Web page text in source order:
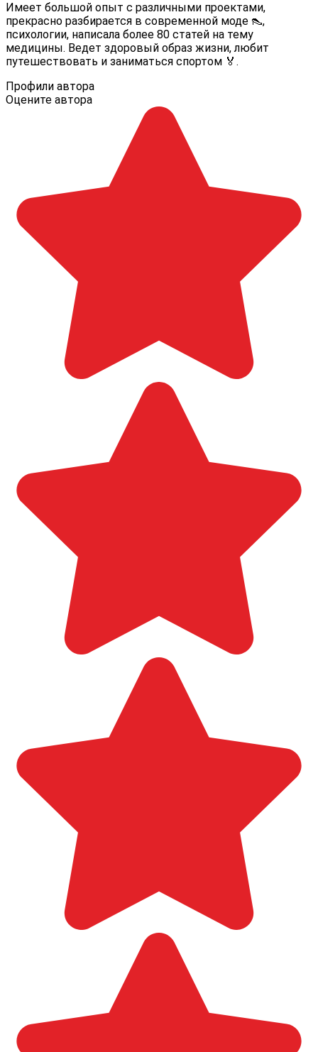
Имеет большой опыт с различными проектами,
прекрасно разбирается в современной моде 👠,
психологии, написала более 80 статей на тему
медицины. Ведет здоровый образ жизни, любит
путешествовать и заниматься спортом 🏅.
Профили автора
Оцените автора